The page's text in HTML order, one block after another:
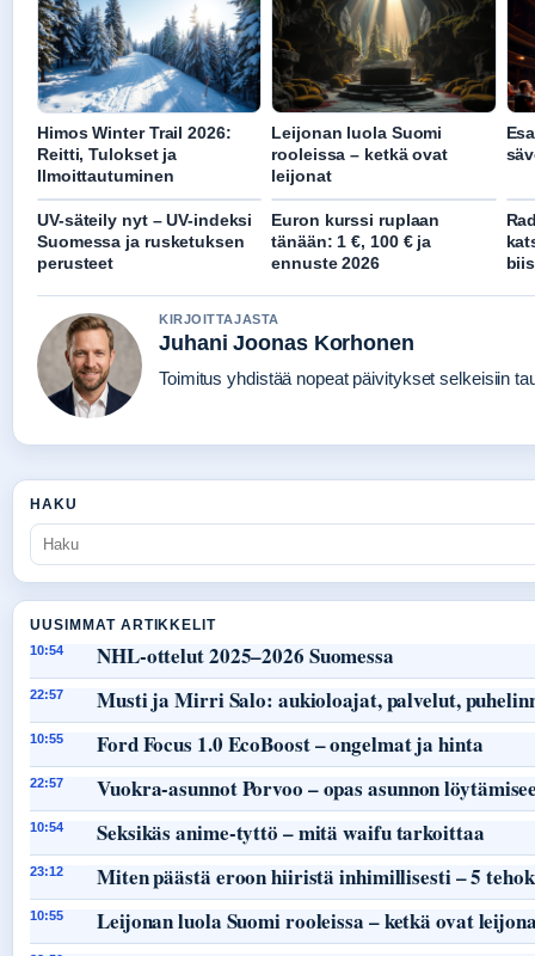
Himos Winter Trail 2026:
Reitti, Tulokset ja
Ilmoittautuminen
Leijonan luola Suomi
rooleissa – ketkä ovat
leijonat
UV-säteily nyt – UV-indeksi
Suomessa ja rusketuksen
perusteet
Euron kurssi ruplaan
tänään: 1 €, 100 € ja
ennuste 2026
KIRJOITTAJASTA
Juhani Joonas Korhonen
Toimitus yhdistää nopeat päivitykset selkeisiin
HAKU
UUSIMMAT ARTIKKELIT
10:54 NHL-ottelut 2025–2026 Suomessa
22:57 Musti ja Mirri Salo: aukioloajat, palvelut,
10:55 Ford Focus 1.0 EcoBoost – ongelmat ja hinta
22:57 Vuokra-asunnot Porvoo – opas asunnon
10:54 Seksikäs anime-tyttö – mitä waifu tarkoittaa
23:12 Miten päästä eroon hiiristä inhimillisesti – 5
10:55 Leijonan luola Suomi rooleissa – ketkä ovat